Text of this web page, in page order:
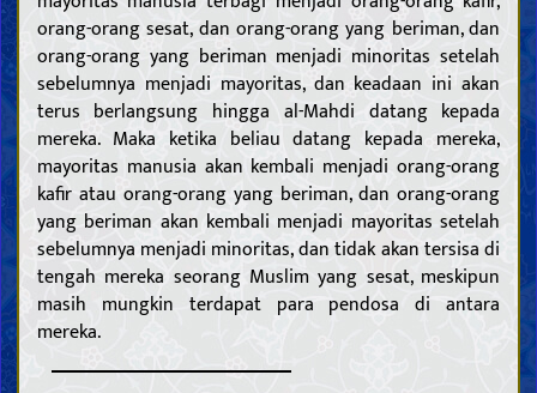
orang-orang sesat, dan orang-orang yang beriman, dan
orang-orang yang beriman menjadi minoritas setelah
sebelumnya menjadi mayoritas, dan keadaan ini akan
terus berlangsung hingga al-Mahdi datang kepada
mereka. Maka ketika beliau datang kepada mereka,
mayoritas manusia akan kembali menjadi orang-orang
kafir atau orang-orang yang beriman, dan orang-orang
yang beriman akan kembali menjadi mayoritas setelah
sebelumnya menjadi minoritas, dan tidak akan tersisa di
tengah mereka seorang Muslim yang sesat, meskipun
masih mungkin terdapat para pendosa di antara
mereka.